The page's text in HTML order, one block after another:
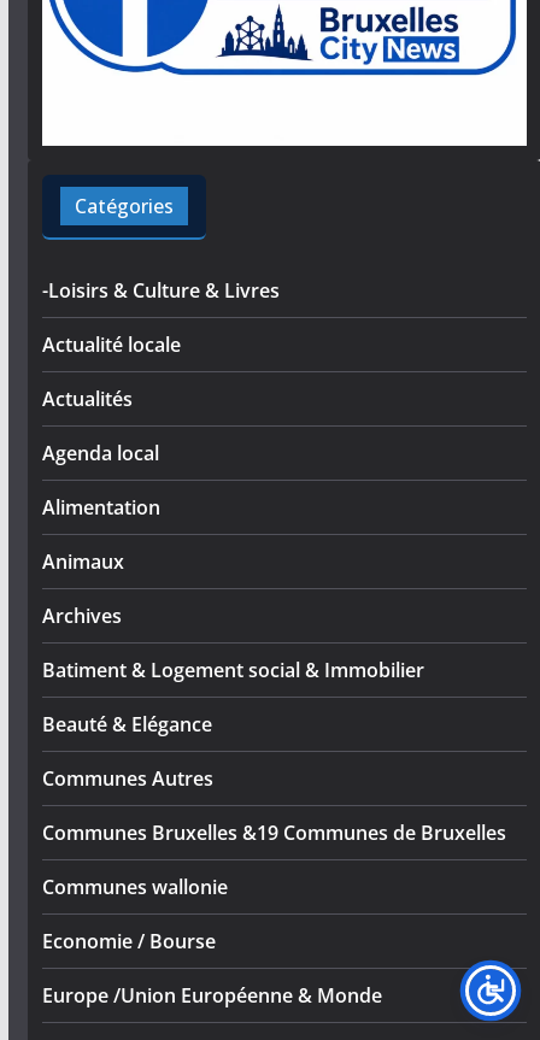
Catégories
-Loisirs & Culture & Livres
Actualité locale
Actualités
Agenda local
Alimentation
Animaux
Archives
Batiment & Logement social & Immobilier
Beauté & Elégance
Communes Autres
Communes Bruxelles &19 Communes de Bruxelles
Communes wallonie
Economie / Bourse
Europe /Union Européenne & Monde